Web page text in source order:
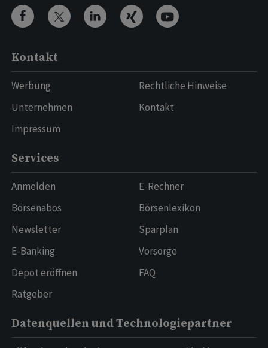
Kontakt
Werbung
Unternehmen
Impressum
Rechtliche Hinweise
Kontakt
Services
Anmelden
Börsenabos
Newsletter
E-Banking
Depot eröffnen
Ratgeber
E-Rechner
Börsenlexikon
Sparplan
Vorsorge
FAQ
Datenquellen und Technologiepartner